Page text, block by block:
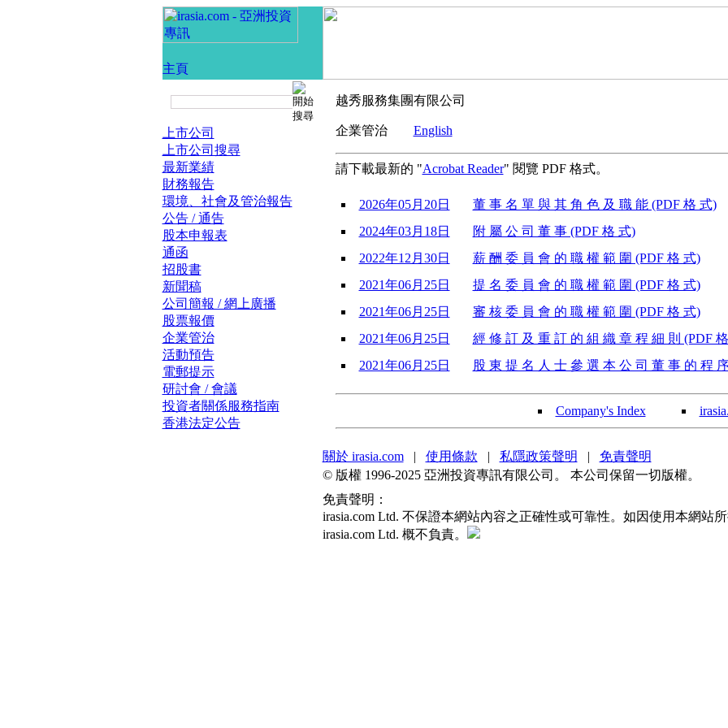
上市公司
上市公司搜尋
最新業績
財務報告
環境、社會及管治報告
公告 / 通告
股本申報表
通函
招股書
新聞稿
公司簡報 / 網上廣播
股票報價
企業管治
活動預告
電郵提示
研討會 / 會議
投資者關係服務指南
香港法定公告
越秀服務集團有限公司
企業管治 English
請下載最新的 "Acrobat Reader" 閱覽 PDF 格式。
2026年05月20日
董 事 名 單 與 其 角 色 及 職 能 (PDF 格 式)
2024年03月18日
附 屬 公 司 董 事 (PDF 格 式)
2022年12月30日
薪 酬 委 員 會 的 職 權 範 圍 (PDF 格 式)
2021年06月25日
提 名 委 員 會 的 職 權 範 圍 (PDF 格 式)
2021年06月25日
審 核 委 員 會 的 職 權 範 圍 (PDF 格 式)
2021年06月25日
經 修 訂 及 重 訂 的 組 織 章 程 細 則 (PDF
2021年06月25日
股 東 提 名 人 士 參 選 本 公 司 董 事 的 程
Company's Index
關於 irasia.com| 使用條款 | 私隱政策聲明 | 免責聲明
© 版權 1996-2025 亞洲投資專訊有限公司。 本公司保留一切版權。
免責聲明：
irasia.com Ltd. 不保證本網站內容之正確性或可靠性。如因使用本網站
irasia.com Ltd. 概不負責。